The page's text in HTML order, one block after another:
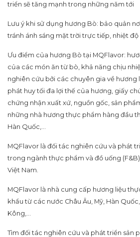
triển sẽ tăng mạnh trong những năm tới
Lưu ý khi sử dụng hương Bò: bảo quản
tránh ánh sáng mặt trời trực tiếp, nhiệt độ
Ưu điểm của hương Bò tại MQFlavor:
của các món ăn từ bò, khả năng chịu
nghiên cứu bởi các chuyên gia về hương
phát huy tối đa lợi thế của hương, giấy
chứng nhận xuất xứ, nguồn gốc, sản
những nhà hương thực phẩm hàng đầu
Hàn Quốc,…
MQFlavor là đối tác nghiên cứu và phát
trong ngành thực phẩm và đồ uống
Việt Nam.
MQFlavor là nhà cung cấp hương liệu
khẩu từ các nước Châu Âu, Mỹ, Hàn
Kông,…
Tìm đối tác nghiên cứu và phát triển sản